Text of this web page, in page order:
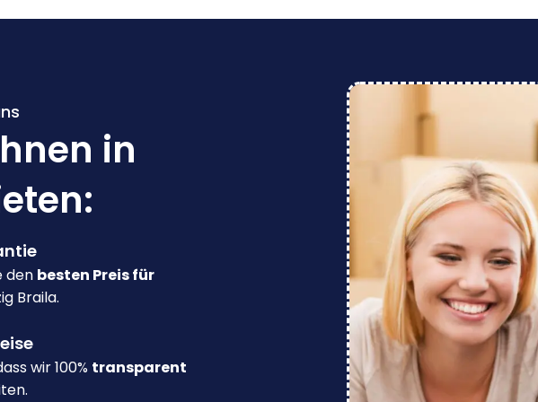
in
den besten Preis für
Braila.
wir 100% transparent